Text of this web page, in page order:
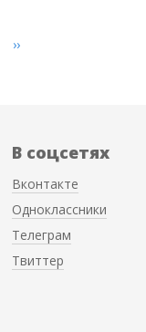
››
В соцсетях
Вконтакте
Одноклассники
Телеграм
Твиттер